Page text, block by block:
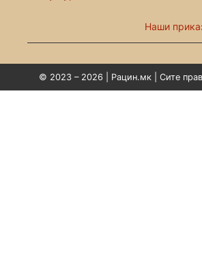
Наши
© 2023 – 2026 | Рацин.мк | Сите